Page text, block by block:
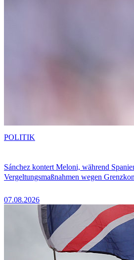
Sánchez kontert Meloni, während
Vergeltungsmaßnahmen wegen
07.08.2026
POLITIK